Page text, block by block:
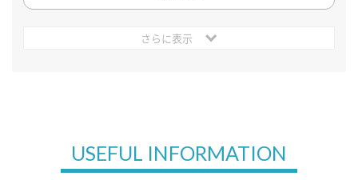
さらに表示
USEFUL INFORMATION